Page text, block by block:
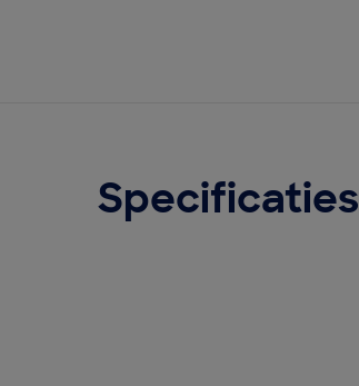
Specificaties